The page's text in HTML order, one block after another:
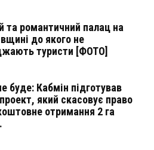
та романтичний палац на
до якого не
туристи [ФОТО]
буде: Кабмін підготував
який скасовує право
отримання 2 га